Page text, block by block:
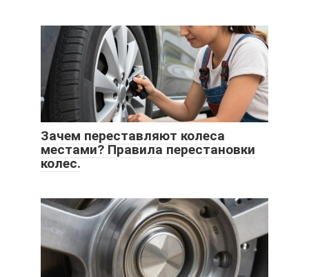
Зачем переставляют колеса
местами? Правила перестановки
колес.